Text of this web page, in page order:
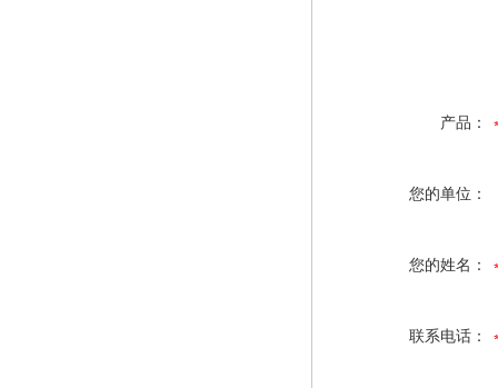
产品：
您的单位：
您的姓名：
联系电话：